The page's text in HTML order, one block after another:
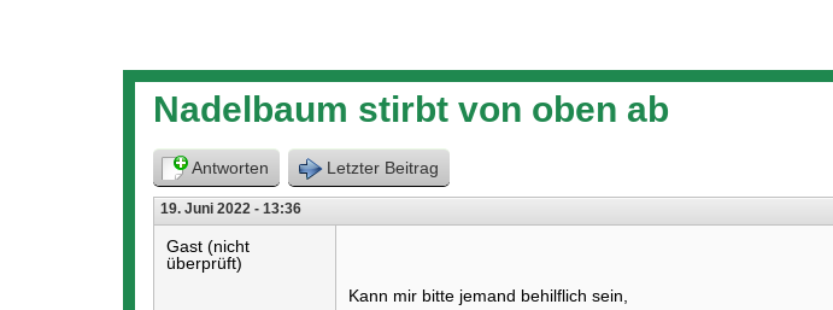
Nadelbaum stirbt von oben ab
Antworten Letzter Beitrag
19. Juni 2022 - 13:36
Gast (nicht
überprüft)
Kann mir bitte jemand behilflich sein,